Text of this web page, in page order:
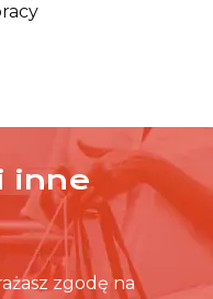
ZE SKLEPEM.
inne
zgodę na